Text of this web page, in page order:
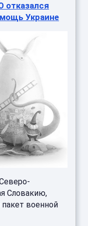
отказался
Украине
Словакию,
военной